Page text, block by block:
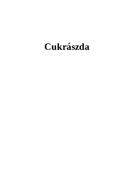
Cukrászda